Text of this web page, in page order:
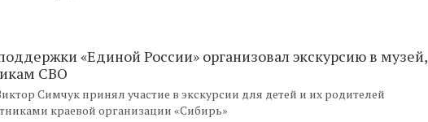
«Единой России» организовал экскурсию в музей,
СВО
Симчук принял участие в экскурсии для детей и их родителей
краевой организации «Сибирь»